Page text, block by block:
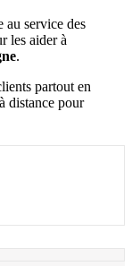
au service des
les aider à
.
partout en
distance pour